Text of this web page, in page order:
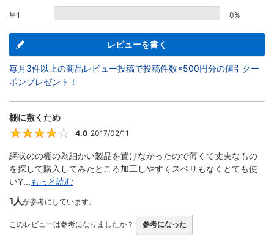
星1 0%
レビューを書く
毎月3件以上の商品レビュー投稿で投稿件数×500円分の値引クー
ポンプレゼント！
棚に敷くため
4.0 2017/02/11
網状のの棚の為細かい製品を置けなかったので薄くて丈夫なもの
を探して購入してみたところ加工しやすくスベリもなくとても使
いY...もっと読む
1人が参考にしています。
このレビューは参考になりましたか？ 参考になった